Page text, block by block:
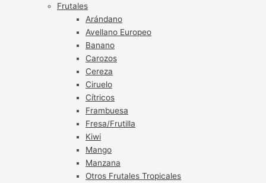
Frutales
Arándano
Avellano Europeo
Banano
Carozos
Cereza
Ciruelo
Cítricos
Frambuesa
Fresa/Frutilla
Kiwi
Mango
Manzana
Otros Frutales Tropicales